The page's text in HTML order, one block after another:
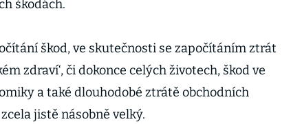
škodách.
škod, ve skutečnosti se započítáním ztrát
zdraví‘, či dokonce celých životech, škod ve
a také dlouhodobé ztrátě obchodních
jistě násobně velký.